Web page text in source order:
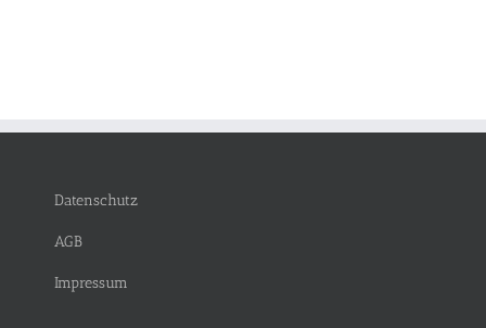
Datenschutz
AGB
Impressum